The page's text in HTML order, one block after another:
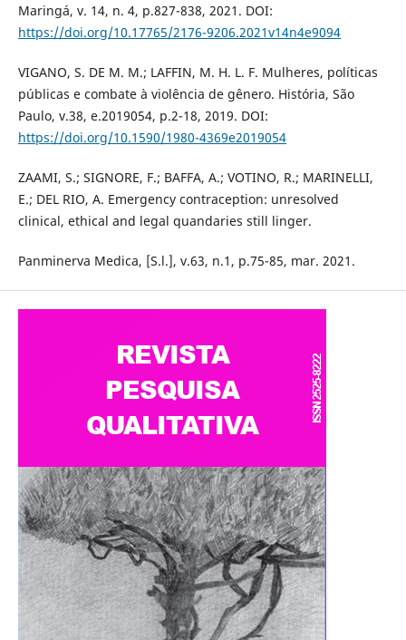
Maringá, v. 14, n. 4, p.827-838, 2021. DOI:
https://doi.org/10.17765/2176-9206.2021v14n4e9094
VIGANO, S. DE M. M.; LAFFIN, M. H. L. F. Mulheres, políticas
públicas e combate à violência de gênero. História, São
Paulo, v.38, e.2019054, p.2-18, 2019. DOI:
https://doi.org/10.1590/1980-4369e2019054
ZAAMI, S.; SIGNORE, F.; BAFFA, A.; VOTINO, R.; MARINELLI,
E.; DEL RIO, A. Emergency contraception: unresolved
clinical, ethical and legal quandaries still linger.
Panminerva Medica, [S.l.], v.63, n.1, p.75-85, mar. 2021.